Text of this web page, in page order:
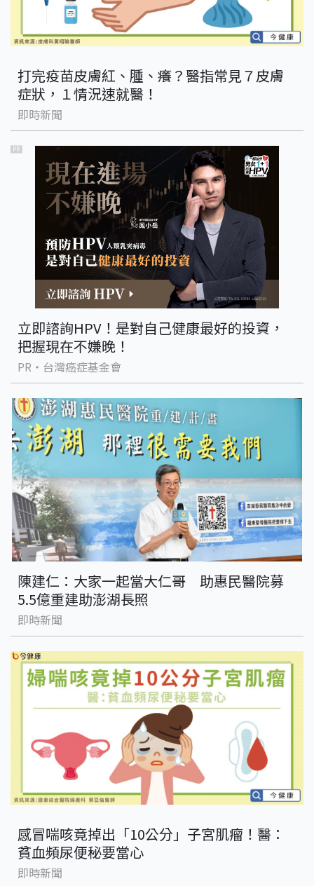
打完疫苗皮膚紅、腫、癢？醫指常見７皮膚
症狀，１情況速就醫！
即時新聞
PR
立即諮詢HPV！是對自己健康最好的投資，
把握現在不嫌晚！
PR・台灣癌症基金會
陳建仁：大家一起當大仁哥 助惠民醫院募
5.5億重建助澎湖長照
即時新聞
感冒喘咳竟掉出「10公分」子宮肌瘤！醫：
貧血頻尿便秘要當心
即時新聞